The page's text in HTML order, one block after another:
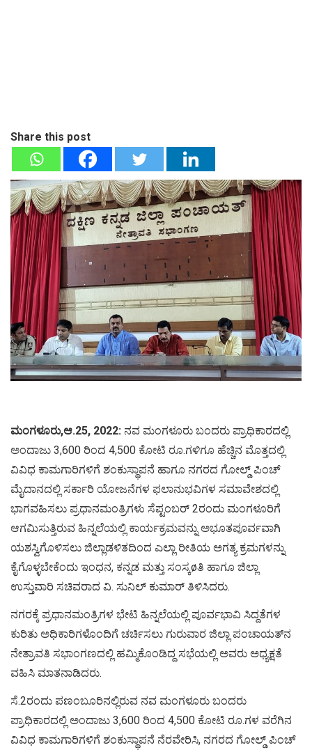
Share this post
ಮಂಗಳೂರು,ಆ.25, 2022: ನವ ಮಂಗಳೂರು ಬಂದರು ಪ್ರಾಧಿಕಾರದಲ್ಲಿ
ಅಂದಾಜು 3,600 ರಿಂದ 4,500 ಕೋಟಿ ರೂ.ಗಳಿಗೂ ಹೆಚ್ಚಿನ ಮೊತ್ತದಲ್ಲಿ
ವಿವಿಧ ಕಾಮಗಾರಿಗಳಿಗೆ ಶಂಕುಸ್ಥಾಪನೆ ಹಾಗೂ ನಗರದ ಗೋಲ್ಡ್ ಪಿಂಚ್
ಮೈದಾನದಲ್ಲಿ ಸರ್ಕಾರಿ ಯೋಜನೆಗಳ ಫಲಾನುಭವಿಗಳ ಸಮಾವೇಶದಲ್ಲಿ
ಭಾಗವಹಿಸಲು ಪ್ರಧಾನಮಂತ್ರಿಗಳು ಸೆಪ್ಟಂಬರ್ 2ರಂದು ಮಂಗಳೂರಿಗೆ
ಆಗಮಿಸುತ್ತಿರುವ ಹಿನ್ನಲೆಯಲ್ಲಿ ಕಾರ್ಯಕ್ರಮವನ್ನು ಅಭೂತಪೂರ್ವವಾಗಿ
ಯಶಸ್ವಿಗೊಳಿಸಲು ಜಿಲ್ಲಾಡಳಿತದಿಂದ ಎಲ್ಲಾ ರೀತಿಯ ಅಗತ್ಯ ಕ್ರಮಗಳನ್ನು
ಕೈಗೊಳ್ಳಬೇಕೆಂದು ಇಂಧನ, ಕನ್ನಡ ಮತ್ತು ಸಂಸ್ಕøತಿ ಹಾಗೂ ಜಿಲ್ಲಾ
ಉಸ್ತುವಾರಿ ಸಚಿವರಾದ ವಿ. ಸುನಿಲ್ ಕುಮಾರ್ ತಿಳಿಸಿದರು.
ನಗರಕ್ಕೆ ಪ್ರಧಾನಮಂತ್ರಿಗಳ ಭೇಟಿ ಹಿನ್ನಲೆಯಲ್ಲಿ ಪೂರ್ವಭಾವಿ ಸಿದ್ದತೆಗಳ
ಕುರಿತು ಅಧಿಕಾರಿಗಳೊಂದಿಗೆ ಚರ್ಚಿಸಲು ಗುರುವಾರ ಜಿಲ್ಲಾ ಪಂಚಾಯತ್‍ನ
ನೇತ್ರಾವತಿ ಸಭಾಂಗಣದಲ್ಲಿ ಹಮ್ಮಿಕೊಂಡಿದ್ದ ಸಭೆಯಲ್ಲಿ ಅವರು ಅಧ್ಯಕ್ಷತೆ
ವಹಿಸಿ ಮಾತನಾಡಿದರು.
ಸೆ.2ರಂದು ಪಣಂಬೂರಿನಲ್ಲಿರುವ ನವ ಮಂಗಳೂರು ಬಂದರು
ಪ್ರಾಧಿಕಾರದಲ್ಲಿ ಅಂದಾಜು 3,600 ರಿಂದ 4,500 ಕೋಟಿ ರೂ.ಗಳ ವರೆಗಿನ
ವಿವಿಧ ಕಾಮಗಾರಿಗಳಿಗೆ ಶಂಕುಸ್ಥಾಪನೆ ನೆರವೇರಿಸಿ, ನಗರದ ಗೋಲ್ಡ್ ಪಿಂಚ್